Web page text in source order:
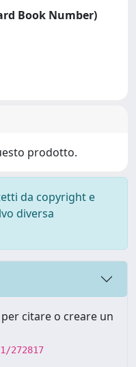
Book Number)
prodotto.
da copyright e
diversa
citare o creare un
272817